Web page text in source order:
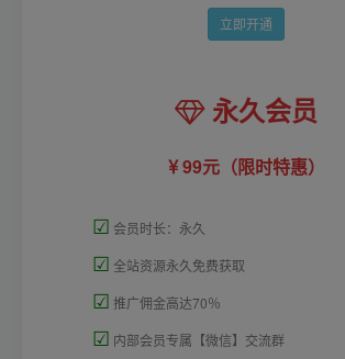
立即开通
永久会员
99元（限时特惠）
☑ 会员时长：永久
☑ 全站资源永久免费获取
☑ 推广佣金高达70％
☑ 内部会员专属【微信】交流群